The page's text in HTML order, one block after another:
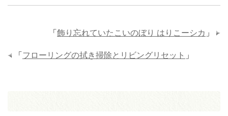
「 飾り忘れていたこいのぼり はりこーシカ 」
「 フローリングの拭き掃除とリビングリセット 」